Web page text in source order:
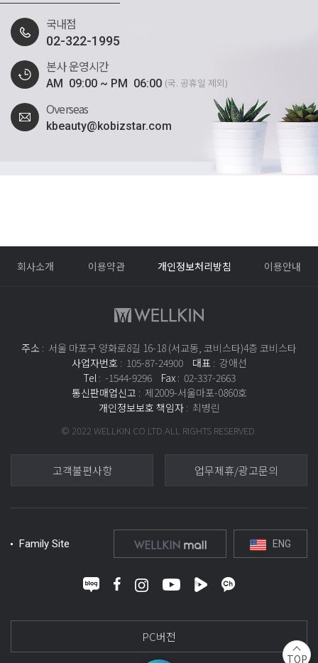
1. 개인정보 수집에 대한 동의
3. 개인정보의 수집 및 이용목적
4. 수집하는 개인정보의 보유 및 이용기간
5. 개인정보의 파기 절차 및 방법
6. 수집한 개인정보의 공유 및 제공
7. 이용자 자신의 개인정보 관리(열람,정정,삭제 등)에 관한 사항
8. 쿠키(Cookie)의 운용 및 거부
대하여 「동의」버튼 또는 「취소」버튼을 클릭할 수 있는 절차를 마련하여,
2. 수집하는 개인정보의 항목 및 수집방법
㈜코비스타는 이용자들이 회원서비스를 이용하기 위해 회원으로 가입하실 때 서비스
제공을 위한 필수/선택적인 정보들을 온라인상에서 입력 받고 있습니다.
- 회원 가입 시에 받는 필수적인 정보 : 이름, 핸드폰번호, 성별, 생년월일
- 회원제 서비스 이용에 따른 본인 확인 절차에 이용 시 수집 정보 : 아이디, 비밀번호
- 서비스 및 부가 서비스 이용에 대한 요금 결제 시 수집하는 정보 : 은행계좌정보,
- 14세미만 가입자의 경우 법정대리인의 정보
나. 수집 방법
- 홈페이지, 모바일기기, 서면양식, 팩스, 전화, 상담 게시판, 이메일, 이벤트 응모,
- 협력회사로부터의 제공
- 생성정보 수집 툴을 통한 수집
쇼핑몰 내에서의 설문조사나 이벤트 행사 시 통계분석이나 경품제공 등을 위해
수집해야 할 경우 이용자들의 사전동의를 반드시 구할 것입니다.
국내점
02-322-1995
본사 운영시간
AM 09:00 ~ PM 06:00 (국. 공휴일 제외)
Overseas
kbeauty@kobizstar.com
TOP
회사소개 이용약관 개인정보처리방침 이용안내
주소 : 서울 마포구 양화로8길 16-18 (서교동, 코비스타)4층 코비스타
사업자번호 : 105-87-24900 대표 : 강애선
Tel : -1544-9296 Fax: 02-337-2663
통신판매업신고 : 제2009-서울마포-0860호
개인정보보호 책임자: 최병린
© 2022 WELLKIN CO.LTD.ALL RIGHTS RESERVED.
고객불편사항 업무제휴/광고문의
Family Site ENG
PC버전